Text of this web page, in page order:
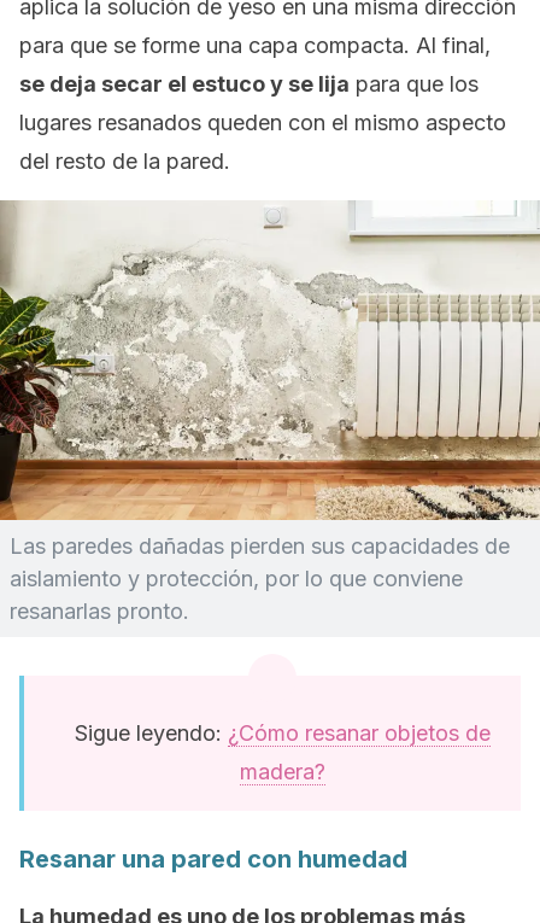
aplica la solución de yeso en una misma dirección
para que se forme una capa compacta. Al final,
se deja secar el estuco y se lija para que los
lugares resanados queden con el mismo aspecto
del resto de la pared.
Las paredes dañadas pierden sus capacidades de
aislamiento y protección, por lo que conviene
resanarlas pronto.
Sigue leyendo: ¿Cómo resanar objetos de
madera?
Resanar una pared con humedad
La humedad es uno de los problemas más